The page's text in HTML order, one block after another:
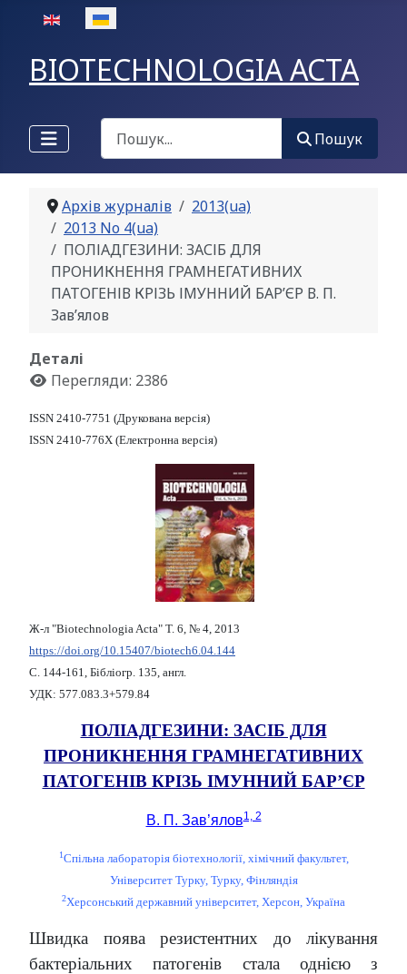
Оберіть свою мову
BIOTECHNOLOGIA ACTA
Пошук
Пошук
Архів журналів
2013(ua)
2013 No 4(ua)
ПОЛІАДГЕЗИНИ: ЗАСІБ ДЛЯ
ПРОНИКНЕННЯ ГРАМНЕГАТИВНИХ
ПАТОГЕНІВ КРІЗЬ ІМУННИЙ БАР’ЄР В. П.
Зав’ялов
Деталі
Перегляди: 2386
ISSN 2410-7751 (Друкована версія)
ISSN 2410-776X (Електронна версія)
Ж-л "Biotechnologia Acta" Т. 6, № 4, 2013
https://doi.org/10.15407/biotech6.04.144
С. 144-161, Бібліогр. 135, англ.
УДК: 577.083.3+579.84
ПОЛІАДГЕЗИНИ: ЗАСІБ ДЛЯ
ПРОНИКНЕННЯ ГРАМНЕГАТИВНИХ
ПАТОГЕНІВ КРІЗЬ ІМУННИЙ БАР’ЄР
В. П. Зав’ялов1, 2
1Спільна лабораторія біотехнології, хімічний факультет,
Університет Турку, Турку, Фінляндія
2Херсонський державний університет, Херсон, Україна
Швидка поява резистентних до лікування
бактеріальних патогенів стала однією з